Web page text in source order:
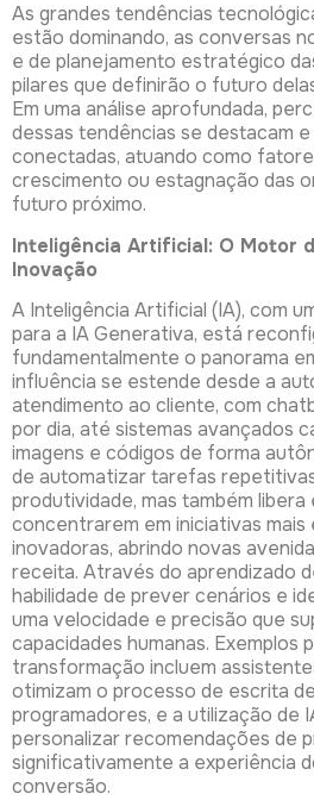
As grandes tendências
estão dominando, as conversas
e de planejamento estratégico
pilares que definirão o futuro
Em uma análise aprofundada,
dessas tendências se destacam
conectadas, atuando como
crescimento ou estagnação das
futuro próximo.
Inteligência Artificial: O Motor
Inovação
A Inteligência Artificial (IA), com
para a IA Generativa, está
fundamentalmente o panorama
influência se estende desde a
atendimento ao cliente, com
por dia, até sistemas avançados
imagens e códigos de forma
de automatizar tarefas
produtividade, mas também libera
concentrarem em iniciativas
inovadoras, abrindo novas
receita. Através do aprendizado
habilidade de prever cenários e
uma velocidade e precisão que
capacidades humanas. Exemplos
transformação incluem
otimizam o processo de escrita
programadores, e a utilização de
personalizar recomendações de
significativamente a experiência
conversão.